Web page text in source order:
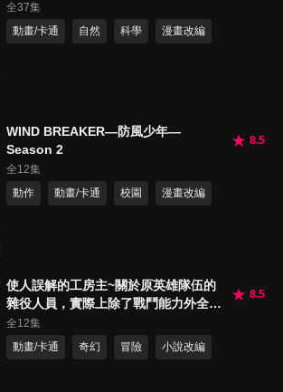
全37集
動畫/卡通
自然 科學 漫畫改編
WIND BREAKER—防風少年—
Season 2
8.5
全12集
動作
動畫/卡通 校園 漫畫改編
使人誤解的工房主~關於原英雄隊伍的
雜役人員，實際上除了戰鬥能力外全是
SSS的故事~
8.5
全12集
動畫/卡通
奇幻 冒險 小說改編